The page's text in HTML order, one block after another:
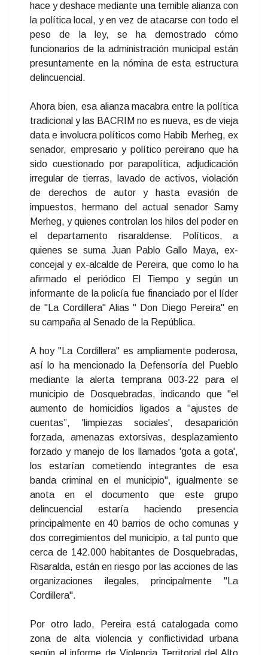
hace y deshace mediante una temible alianza con
la política local, y en vez de atacarse con todo el
peso de la ley, se ha demostrado cómo
funcionarios de la administración municipal están
presuntamente en la nómina de esta estructura
delincuencial.
Ahora bien, esa alianza macabra entre la política
tradicional y las BACRIM no es nueva, es de vieja
data e involucra políticos como Habib Merheg, ex
senador, empresario y político pereirano que ha
sido cuestionado por parapolítica, adjudicación
irregular de tierras, lavado de activos, violación
de derechos de autor y hasta evasión de
impuestos, hermano del actual senador Samy
Merheg, y quienes controlan los hilos del poder en
el departamento risaraldense. Políticos, a
quienes se suma Juan Pablo Gallo Maya, ex-
concejal y ex-alcalde de Pereira, que como lo ha
afirmado el periódico El Tiempo y según un
informante de la policía fue financiado por el líder
de "La Cordillera" Alias " Don Diego Pereira" en
su campaña al Senado de la República.
A hoy "La Cordillera" es ampliamente poderosa,
así lo ha mencionado la Defensoría del Pueblo
mediante la alerta temprana 003-22 para el
municipio de Dosquebradas, indicando que "el
aumento de homicidios ligados a “ajustes de
cuentas”, 'limpiezas sociales', desaparición
forzada, amenazas extorsivas, desplazamiento
forzado y manejo de los llamados 'gota a gota',
los estarían cometiendo integrantes de esa
banda criminal en el municipio", igualmente se
anota en el documento que este grupo
delincuencial estaría haciendo presencia
principalmente en 40 barrios de ocho comunas y
dos corregimientos del municipio, a tal punto que
cerca de 142.000 habitantes de Dosquebradas,
Risaralda, están en riesgo por las acciones de las
organizaciones ilegales, principalmente "La
Cordillera".
Por otro lado, Pereira está catalogada como
zona de alta violencia y conflictividad urbana
según el informe de Violencia Territorial del Alto